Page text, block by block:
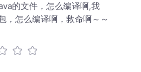
的文件，怎么编译啊,我
，怎么编译啊，救命啊～～